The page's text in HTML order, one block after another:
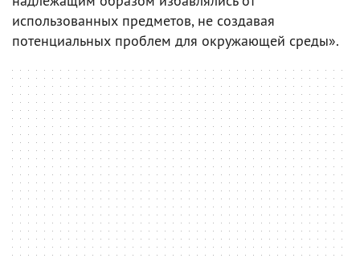
использованных предметов, не создавая
потенциальных проблем для окружающей среды».